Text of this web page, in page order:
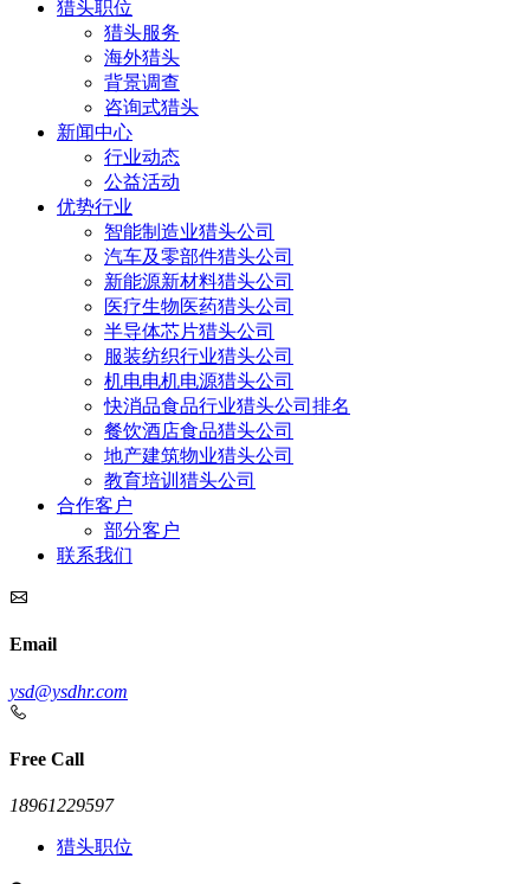
猎头职位
猎头服务
海外猎头
背景调查
咨询式猎头
新闻中心
行业动态
公益活动
优势行业
智能制造业猎头公司
汽车及零部件猎头公司
新能源新材料猎头公司
医疗生物医药猎头公司
半导体芯片猎头公司
服装纺织行业猎头公司
机电电机电源猎头公司
快消品食品行业猎头公司排名
餐饮酒店食品猎头公司
地产建筑物业猎头公司
教育培训猎头公司
合作客户
部分客户
联系我们
Email
ysd@ysdhr.com
Free Call
18961229597
猎头职位